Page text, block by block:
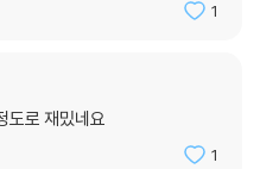
1
도로 재밌네요
1